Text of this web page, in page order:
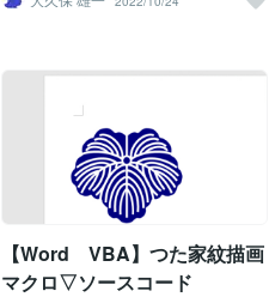
'大きな三角山段数 Const SCLGTC
IZ * (SCLGTCN1 + 1)) '縦-間隔 Const
SCLGHSPC = ((SCLGTSIZ / 2) * (SCLGT
CN1 + 1)) ' Const SCLGCOLS = 3
'横/描画数 Const SCLGROWS = 4
'縦/描画数 ' Const SCLGLNWE
= 1 '線の太さ '-------------------------
--------------------------------------------------
Dim Ip As Integer, Jp As Integer Dim K
p As Integer, Lp As Integer
【Word VBA】つた家紋描画
マクロ▽ソースコード